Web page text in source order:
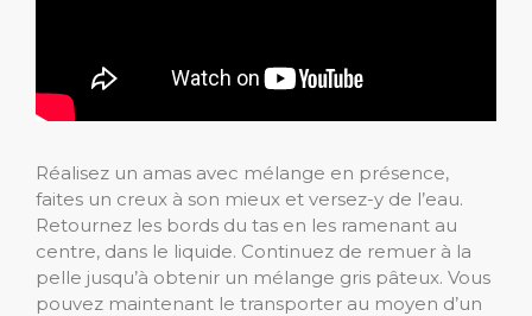
Réalisez un amas avec mélange en présence,
faites un creux à son mieux et versez-y de l’eau.
Retournez les bords du tas en les ramenant au
centre, dans le liquide. Continuez de remuer à la
pelle jusqu’à obtenir un mélange gris pâteux. Vous
pouvez maintenant le transporter au moyen d’un